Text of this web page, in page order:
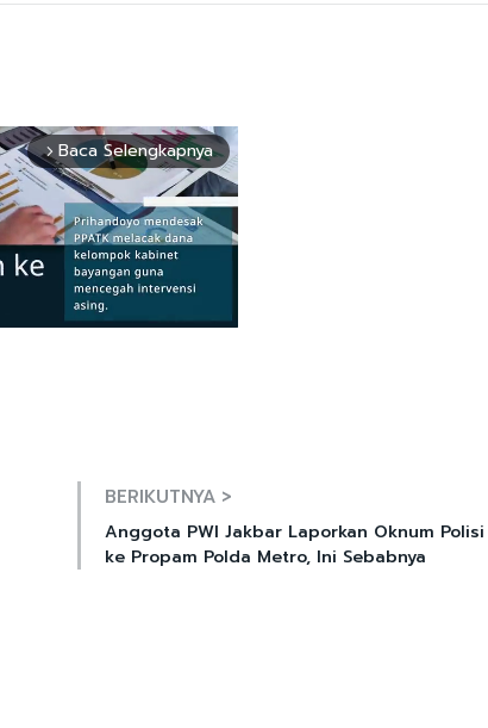
arrow_forward_ios Baca Selengkapnya
BERIKUTNYA >
Anggota PWI Jakbar Laporkan Oknum Polisi
ke Propam Polda Metro, Ini Sebabnya